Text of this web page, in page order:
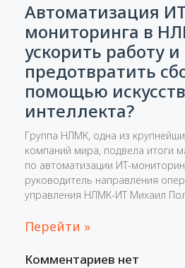
Автоматизация
мониторинга в
ускорить работу и
предотвратить
помощью
интеллекта?
Группа НЛМК, одна из
компаний мира, подвела итоги
по автоматизации ИТ-
руководитель направления
управления НЛМК-ИТ Михаил
Перейти »
Комментариев нет